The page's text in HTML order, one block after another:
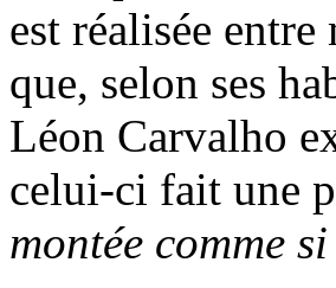
est réalisée
que, selon ses
Léon Carvalho
celui-ci fait une
montée comme